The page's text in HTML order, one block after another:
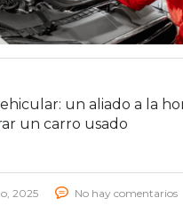
un aliado a la
un carro usado
2025 No hay comentarios